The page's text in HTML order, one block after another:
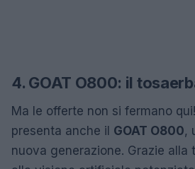
4. GOAT O800: il
Ma le offerte non si fermano qui!
presenta anche il GOAT O800,
nuova generazione. Grazie alla